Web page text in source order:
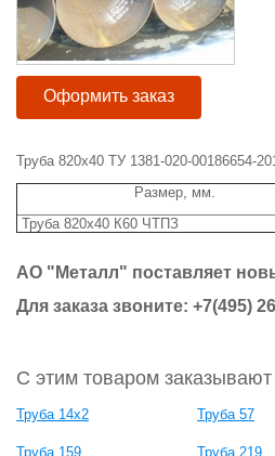
Оформить заказ
Труба 820х40 ТУ 1381-020-00186654-
Размер, мм.
Труба 820х40 К60 ЧТПЗ
АО "Металл" поставляет
Для заказа звоните: +7(495)
С этим товаром заказывают
Труба 14х2 Труба 57
Труба 159 Труба 219